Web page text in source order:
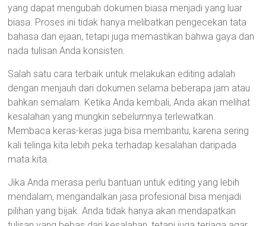
yang dapat mengubah dokumen biasa menjadi yang luar
biasa. Proses ini tidak hanya melibatkan pengecekan tata
bahasa dan ejaan, tetapi juga memastikan bahwa gaya dan
nada tulisan Anda konsisten.
Salah satu cara terbaik untuk melakukan editing adalah
dengan menjauh dari dokumen selama beberapa jam atau
bahkan semalam. Ketika Anda kembali, Anda akan melihat
kesalahan yang mungkin sebelumnya terlewatkan.
Membaca keras-keras juga bisa membantu, karena sering
kali telinga kita lebih peka terhadap kesalahan daripada
mata kita.
Jika Anda merasa perlu bantuan untuk editing yang lebih
mendalam, mengandalkan jasa profesional bisa menjadi
pilihan yang bijak. Anda tidak hanya akan mendapatkan